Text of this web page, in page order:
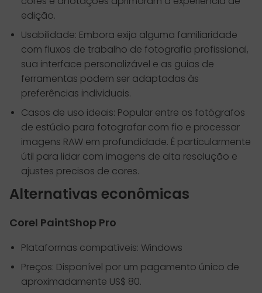
edição.
Usabilidade: Embora exija alguma familiaridade
com fluxos de trabalho de fotografia profissional,
sua interface personalizável e as guias de
ferramentas podem ser adaptadas às
preferências individuais.
Casos de uso ideais: Popular entre os fotógrafos
de estúdio para fotografar com fio e processar
imagens RAW em profundidade. É particularmente
útil para lidar com imagens de alta resolução e
ajustes precisos de cores.
Alternativas econômicas
Corel PaintShop Pro
Plataformas compatíveis: Windows
Preços: Disponível por um pagamento único de
aproximadamente US$ 80.